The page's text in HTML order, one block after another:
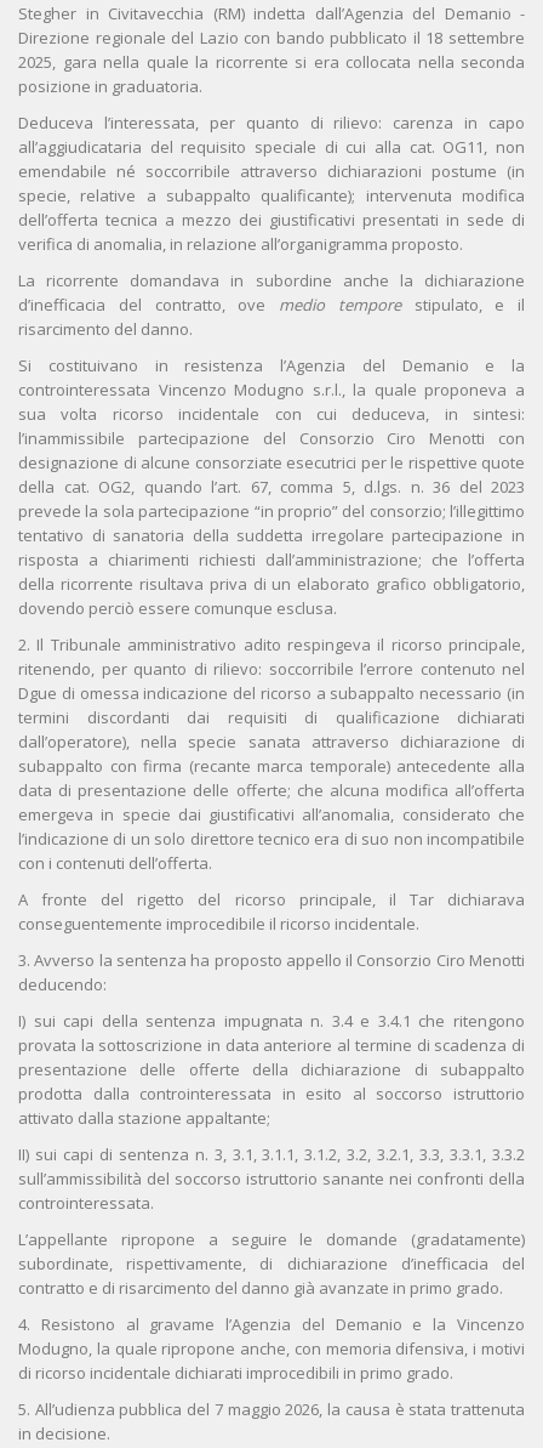
Stegher in Civitavecchia (RM) indetta dall’Agenzia del Demanio -
Direzione regionale del Lazio con bando pubblicato il 18 settembre
2025, gara nella quale la ricorrente si era collocata nella seconda
posizione in graduatoria.
Deduceva l’interessata, per quanto di rilievo: carenza in capo
all’aggiudicataria del requisito speciale di cui alla cat. OG11, non
emendabile né soccorribile attraverso dichiarazioni postume (in
specie, relative a subappalto qualificante); intervenuta modifica
dell’offerta tecnica a mezzo dei giustificativi presentati in sede di
verifica di anomalia, in relazione all’organigramma proposto.
La ricorrente domandava in subordine anche la dichiarazione
d’inefficacia del contratto, ove medio tempore stipulato, e il
risarcimento del danno.
Si costituivano in resistenza l’Agenzia del Demanio e la
controinteressata Vincenzo Modugno s.r.l., la quale proponeva a
sua volta ricorso incidentale con cui deduceva, in sintesi:
l’inammissibile partecipazione del Consorzio Ciro Menotti con
designazione di alcune consorziate esecutrici per le rispettive quote
della cat. OG2, quando l’art. 67, comma 5, d.lgs. n. 36 del 2023
prevede la sola partecipazione “in proprio” del consorzio; l’illegittimo
tentativo di sanatoria della suddetta irregolare partecipazione in
risposta a chiarimenti richiesti dall’amministrazione; che l’offerta
della ricorrente risultava priva di un elaborato grafico obbligatorio,
dovendo perciò essere comunque esclusa.
2. Il Tribunale amministrativo adito respingeva il ricorso principale,
ritenendo, per quanto di rilievo: soccorribile l’errore contenuto nel
Dgue di omessa indicazione del ricorso a subappalto necessario (in
termini discordanti dai requisiti di qualificazione dichiarati
dall’operatore), nella specie sanata attraverso dichiarazione di
subappalto con firma (recante marca temporale) antecedente alla
data di presentazione delle offerte; che alcuna modifica all’offerta
emergeva in specie dai giustificativi all’anomalia, considerato che
l’indicazione di un solo direttore tecnico era di suo non incompatibile
con i contenuti dell’offerta.
A fronte del rigetto del ricorso principale, il Tar dichiarava
conseguentemente improcedibile il ricorso incidentale.
3. Avverso la sentenza ha proposto appello il Consorzio Ciro Menotti
deducendo:
I) sui capi della sentenza impugnata n. 3.4 e 3.4.1 che ritengono
provata la sottoscrizione in data anteriore al termine di scadenza di
presentazione delle offerte della dichiarazione di subappalto
prodotta dalla controinteressata in esito al soccorso istruttorio
attivato dalla stazione appaltante;
II) sui capi di sentenza n. 3, 3.1, 3.1.1, 3.1.2, 3.2, 3.2.1, 3.3, 3.3.1, 3.3.2
sull’ammissibilità del soccorso istruttorio sanante nei confronti della
controinteressata.
L’appellante ripropone a seguire le domande (gradatamente)
subordinate, rispettivamente, di dichiarazione d’inefficacia del
contratto e di risarcimento del danno già avanzate in primo grado.
4. Resistono al gravame l’Agenzia del Demanio e la Vincenzo
Modugno, la quale ripropone anche, con memoria difensiva, i motivi
di ricorso incidentale dichiarati improcedibili in primo grado.
5. All’udienza pubblica del 7 maggio 2026, la causa è stata trattenuta
in decisione.